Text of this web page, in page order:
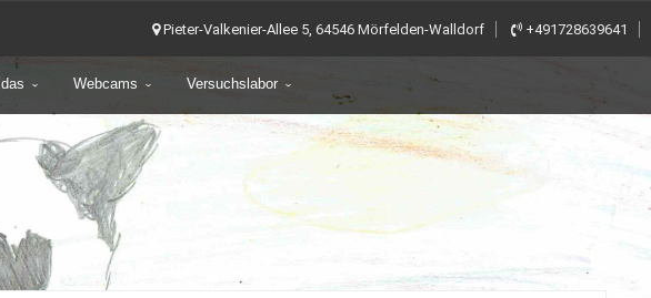
Pieter-Valkenier-Allee 5, 64546 Mörfelden-Walldorf +491728639641
Webcams Versuchslabor